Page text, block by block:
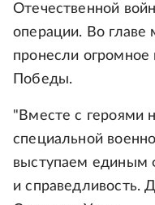
Отечественной
операции. Во главе
пронесли
Победы.
"Вместе с героями
специальной
выступаем единым
и справедливость.